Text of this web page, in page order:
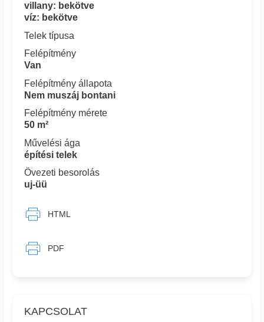
KAPCSOLAT
villany: bekötve
víz: bekötve
Telek típusa
Felépítmény
Van
Felépítmény állapota
Nem muszáj bontani
Felépítmény mérete
50 m²
Művelési ága
építési telek
Övezeti besorolás
uj-üü
HTML
PDF